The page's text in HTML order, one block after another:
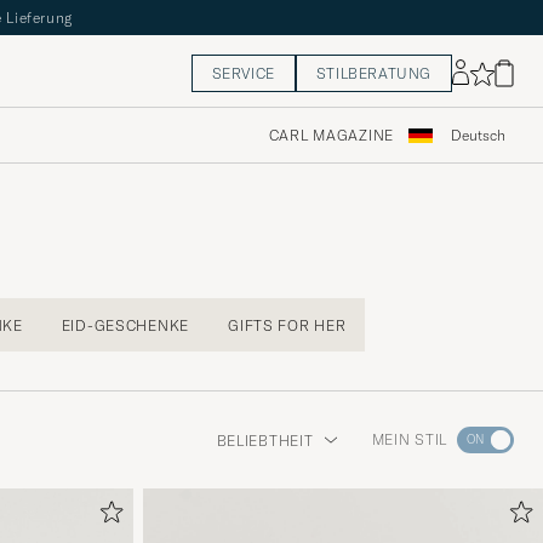
Lieferung
SERVICE STILBERATUNG
CARL MAGAZINE Deutsch
EID-GESCHENKE GIFTS FOR HER
BELIEBTHEIT MEIN STIL Wechseln